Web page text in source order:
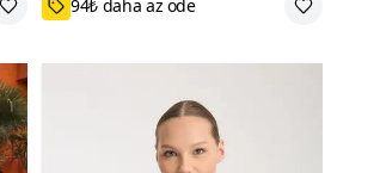
Standart